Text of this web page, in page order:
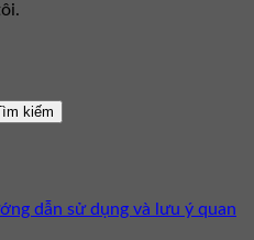
kiếm
dẫn sử dụng và lưu ý quan